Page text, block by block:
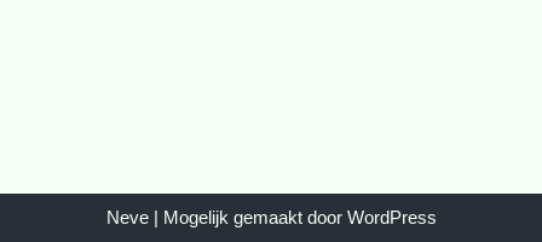
Neve| Mogelijk gemaakt door WordPress